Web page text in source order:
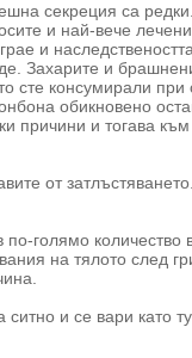
секреция са редки.
и най-вече
и
Захарите и
сте консумирали при
обикновено
причини и тогава
от
по-голямо количество
на тялото след
и се вари като